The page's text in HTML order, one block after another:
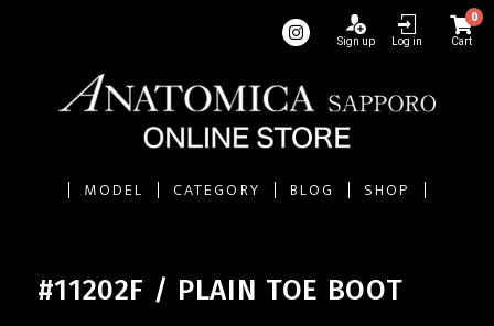
Sign up Log in
0
Cart
MODEL CATEGORY BLOG SHOP
#11202F / PLAIN TOE BOOT